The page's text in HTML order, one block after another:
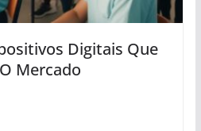
Digitais Que
Mercado